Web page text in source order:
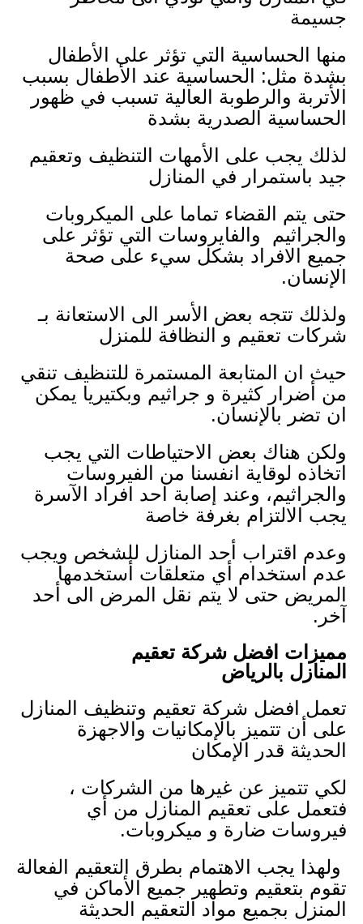
جسيمة
منها الحساسية التي تؤثر على الأطفال
بشدة مثل: الحساسية عند الأطفال بسبب
الأتربة والرطوبة العالية تسبب في ظهور
الحساسية الصدرية بشدة
لذلك يجب على الأمهات التنظيف وتعقيم
جيد باستمرار في المنازل
حتى يتم القضاء تماما على الميكروبات
والجراثيم والفايروسات التي تؤثر على
جميع الافراد بشكل سيء على صحة
الإنسان.
ولذلك تتجه بعض الأسر الى الاستعانة بـ
شركات تعقيم و النظافة للمنزل
حيث ان المتابعة المستمرة للتنظيف تنقي
من أضرار كثيرة و جراثيم وبكتيريا يمكن
ان تضر بالإنسان.
ولكن هناك بعض الاحتياطات التي يجب
اتخاذه لوقاية انفسنا من الفيروسات
والجراثيم، وعند إصابة احد افراد الآسرة
يجب الالتزام بغرفة خاصة
وعدم اقتراب أحد المنازل للشخص ويجب
عدم استخدام أي متعلقات أستخدمها
المريض حتى لا يتم نقل المرض الى أحد
آخر.
مميزات افضل شركة تعقيم
المنازل بالرياض
تعمل افضل شركة تعقيم وتنظيف المنازل
على أن تتميز بالإمكانيات والاجهزة
الحديثة قدر الإمكان
لكي تتميز عن غيرها من الشركات ،
فتعمل على تعقيم المنازل من أي
فيروسات ضارة و ميكروبات.
ولهذا يجب الاهتمام بطرق التعقيم الفعالة
تقوم بتعقيم وتطهير جميع الأماكن في
المنزل بجميع مواد التعقيم الحديثة